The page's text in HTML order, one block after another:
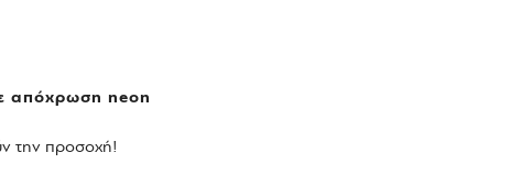
απόχρωση neon
την προσοχή!